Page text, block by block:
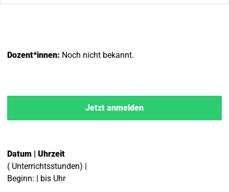
Dozent*innen: Noch nicht bekannt.
Jetzt anmelden
Datum | Uhrzeit
( Unterrichtsstunden) |
Beginn: | bis Uhr